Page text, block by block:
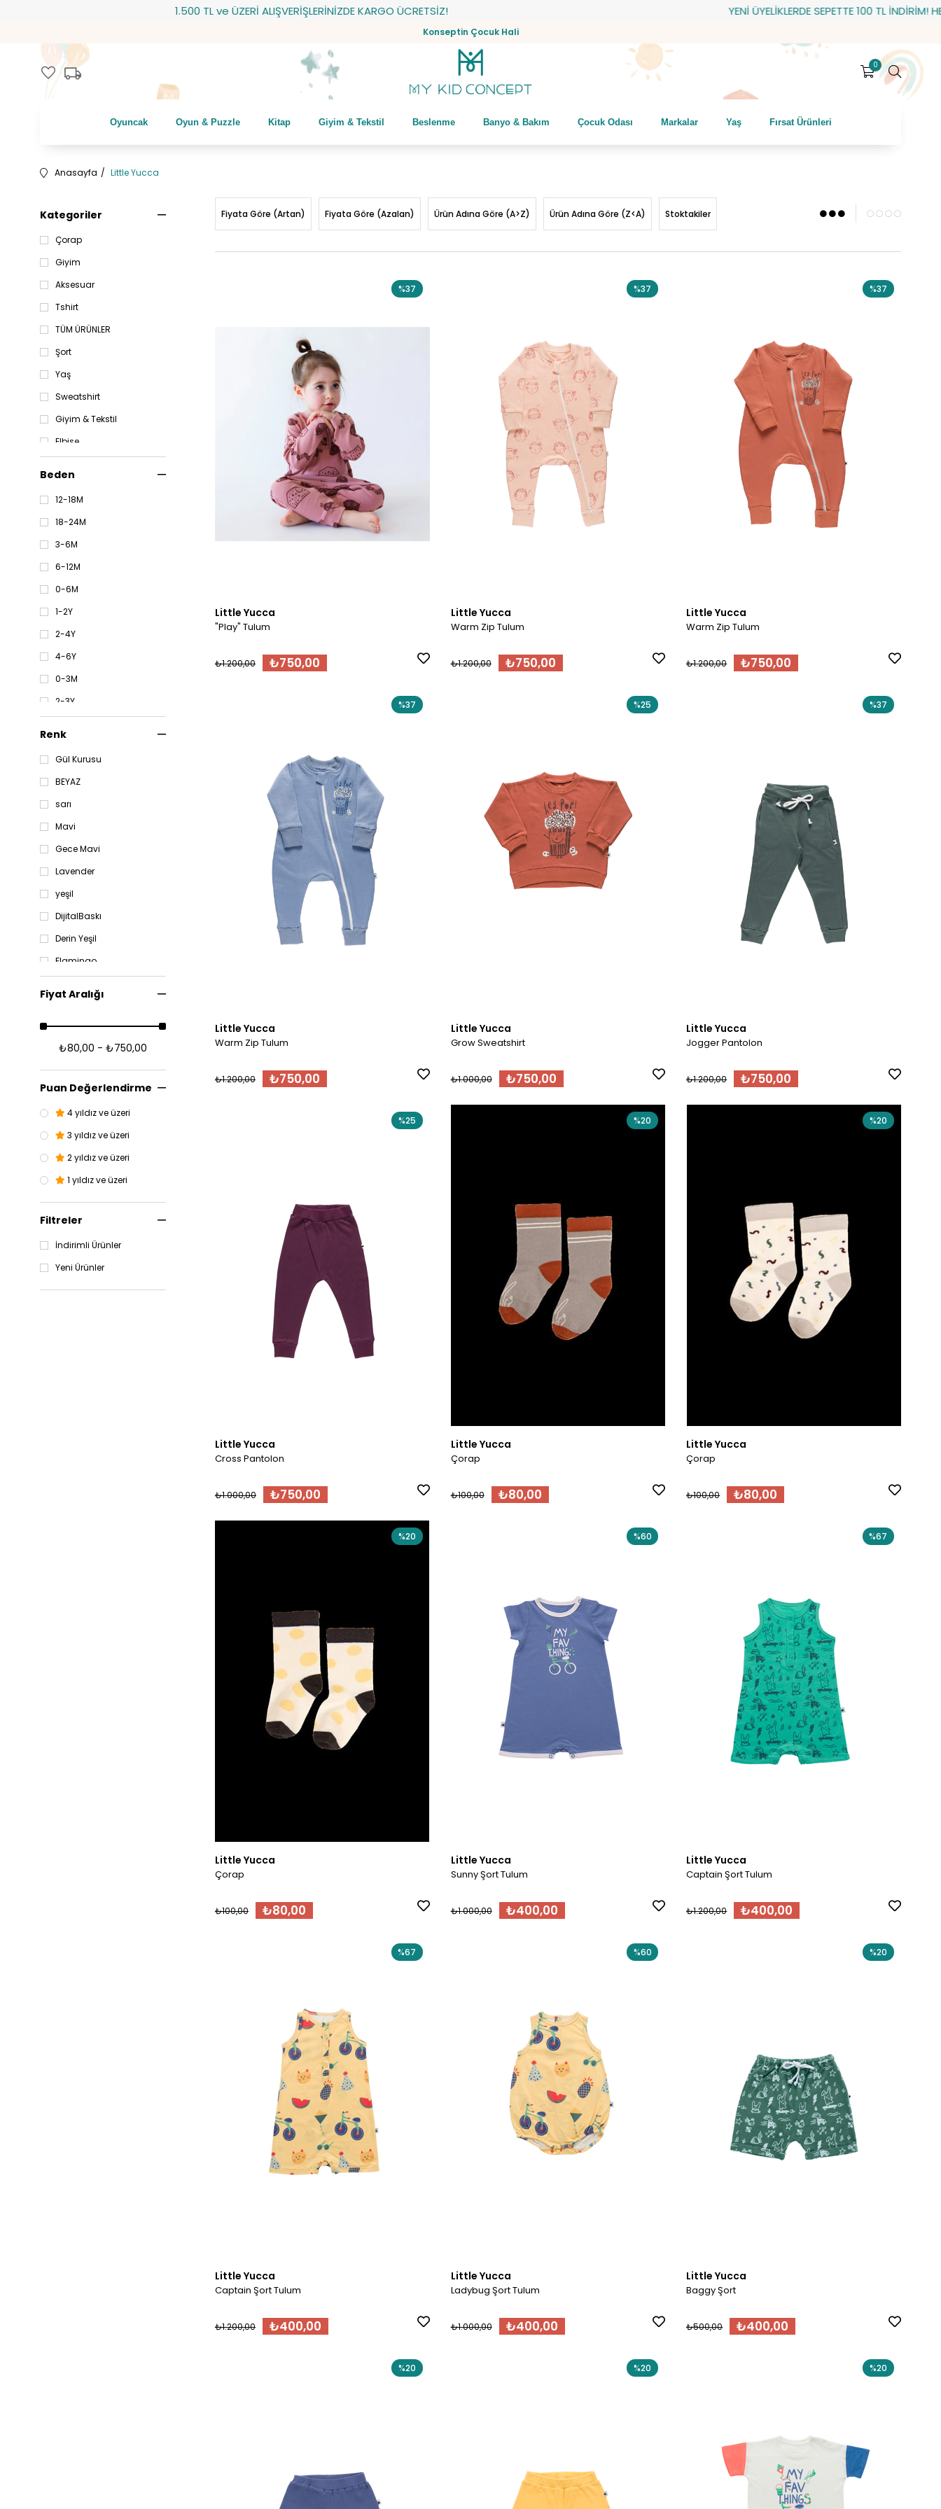
1.500 TL ve ÜZERİ ALIŞVERİŞLERİNİZDE KARGO ÜCRETSİZ! YENİ ÜYELİKLERDE SEPETTE 100 TL İNDİRİM! HEDİYE
Konseptin Çocuk Hali
favorite local_shipping 0
Oyuncak Oyun & Puzzle Kitap Giyim & Tekstil Beslenme Banyo & Bakım Çocuk Odası Markalar Yaş Fırsat Ürünleri
Anasayfa Little Yucca
Kategoriler
Çorap
Giyim
Aksesuar
Tshirt
TÜM ÜRÜNLER
Şort
Yaş
Sweatshirt
Giyim & Tekstil
Elbise
Beden
12-18M
18-24M
3-6M
6-12M
0-6M
1-2Y
2-4Y
4-6Y
0-3M
2-3Y
Renk
Gül Kurusu
BEYAZ
sarı
Mavi
Gece Mavi
Lavender
yeşil
DijitalBaskı
Derin Yeşil
Flamingo
Açık Mavi
Mürdüm
Fiyat Aralığı
₺80,00 - ₺750,00
Puan Değerlendirme
4 yıldız ve üzeri
3 yıldız ve üzeri
2 yıldız ve üzeri
1 yıldız ve üzeri
Filtreler
İndirimli Ürünler
Yeni Ürünler
Fiyata Göre (Artan) Fiyata Göre (Azalan) Ürün Adına Göre (A>Z) Ürün Adına Göre (Z<A) Stoktakiler
Little Yucca
"Play" Tulum
₺750,00
₺1.200,00
%37
Little Yucca
Warm Zip Tulum
₺750,00
₺1.200,00
%37
Little Yucca
Warm Zip Tulum
₺750,00
₺1.200,00
%37
Little Yucca
Warm Zip Tulum
₺750,00
₺1.200,00
%37
Little Yucca
Grow Sweatshirt
₺750,00
₺1.000,00
%25
Little Yucca
Jogger Pantolon
₺750,00
₺1.200,00
%37
Little Yucca
Cross Pantolon
₺750,00
₺1.000,00
%25
Little Yucca
Çorap
₺80,00
₺100,00
%20
Little Yucca
Çorap
₺80,00
₺100,00
%20
Little Yucca
Çorap
₺80,00
₺100,00
%20
Little Yucca
Sunny Şort Tulum
₺400,00
₺1.000,00
%60
Little Yucca
Captain Şort Tulum
₺400,00
₺1.200,00
%67
Little Yucca
Captain Şort Tulum
₺400,00
₺1.200,00
%67
Little Yucca
Ladybug Şort Tulum
₺400,00
₺1.000,00
%60
Little Yucca
Baggy Şort
₺400,00
₺500,00
%20
%20 %20 %20